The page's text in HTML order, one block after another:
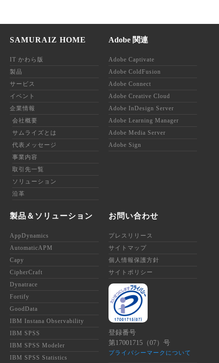
SAMURAIZ HOME
IT かわら版
製品
サービス
イベント
企業情報
会社概要
サムライズとは
代表メッセージ
事業内容
取引先一覧
ソリューション
沿革
Adobe 関連
Adobe Captivate
Adobe ColdFusion
Adobe Connect
Adobe Creative Cloud
Adobe InDesign Server
Adobe Learning Manager
Adobe Media Server
Adobe Sign
製品＆ソリューション
AppDynamics
AutomaticAPM
Capy
CipherCraft
Dynatrace
Fortify
GoodData
IBM Instana Observability
IBM SPSS
IBM SPSS Modeler
IBM SPSS Statistics
お問い合わせ
プレスリリース
サイトマップ
個人情報保護方針
サイトポリシー
登録番号
第17001715（07）号
プライバシーマークについて